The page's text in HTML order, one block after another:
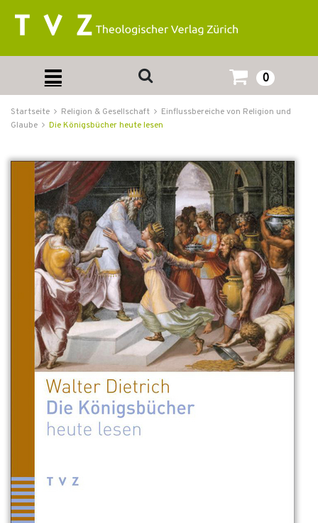
0
Startseite Religion & Gesellschaft
Einflussbereiche von Religion und
Glaube
Die Königsbücher heute lesen